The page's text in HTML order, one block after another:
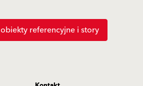
referencyjne i story